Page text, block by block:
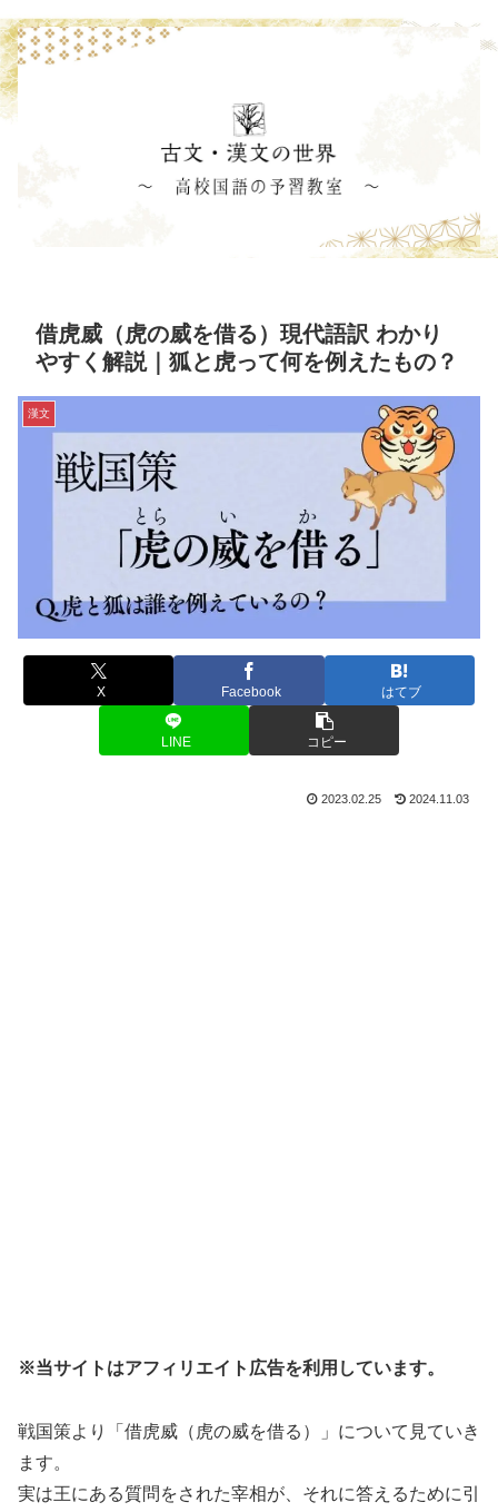
借虎威（虎の威を借る）現代語訳 わかり
やすく解説｜狐と虎って何を例えたもの？
漢文
X Facebook はてブ
LINE コピー
2023.02.25 2024.11.03
※当サイトはアフィリエイト広告を利用しています。
戦国策より「借虎威（虎の威を借る）」について見ていき
ます。
実は王にある質問をされた宰相が、それに答えるために引